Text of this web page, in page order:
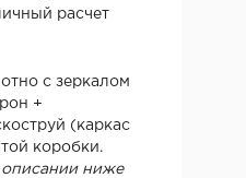
расчет
с зеркалом
+
(каркас
коробки.
описании ниже